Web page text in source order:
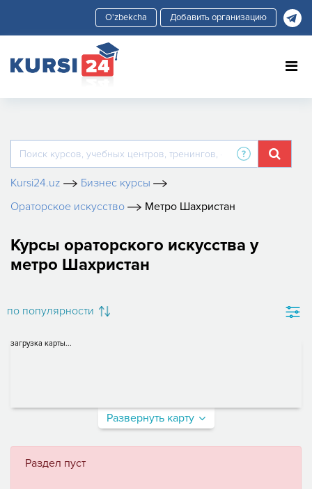
Добавить организацию
Kursi24.uz
Бизнес курсы
Ораторское искусство
Метро Шахристан
Курсы ораторского искусства у
метро Шахристан
по популярности
загрузка карты...
Развернуть карту
Раздел пуст